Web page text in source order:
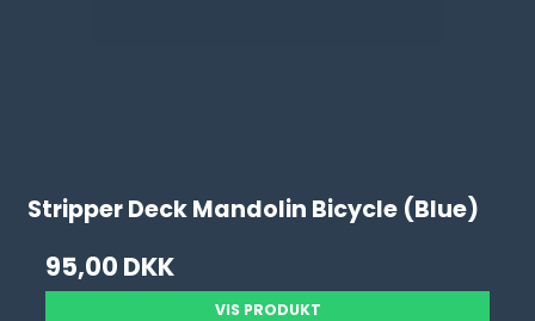
Stripper Deck Mandolin Bicycle (Blue)
95,00 DKK
VIS PRODUKT